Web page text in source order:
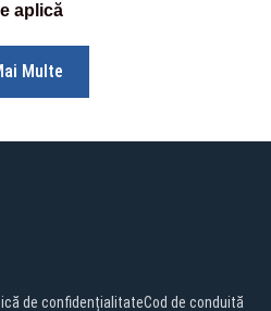
aplică
Multe
de confidențialitateCod de conduită